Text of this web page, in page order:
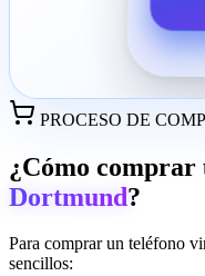
PROCESO DE
¿Cómo
Dortmund?
Para comprar un teléfono
sencillos: